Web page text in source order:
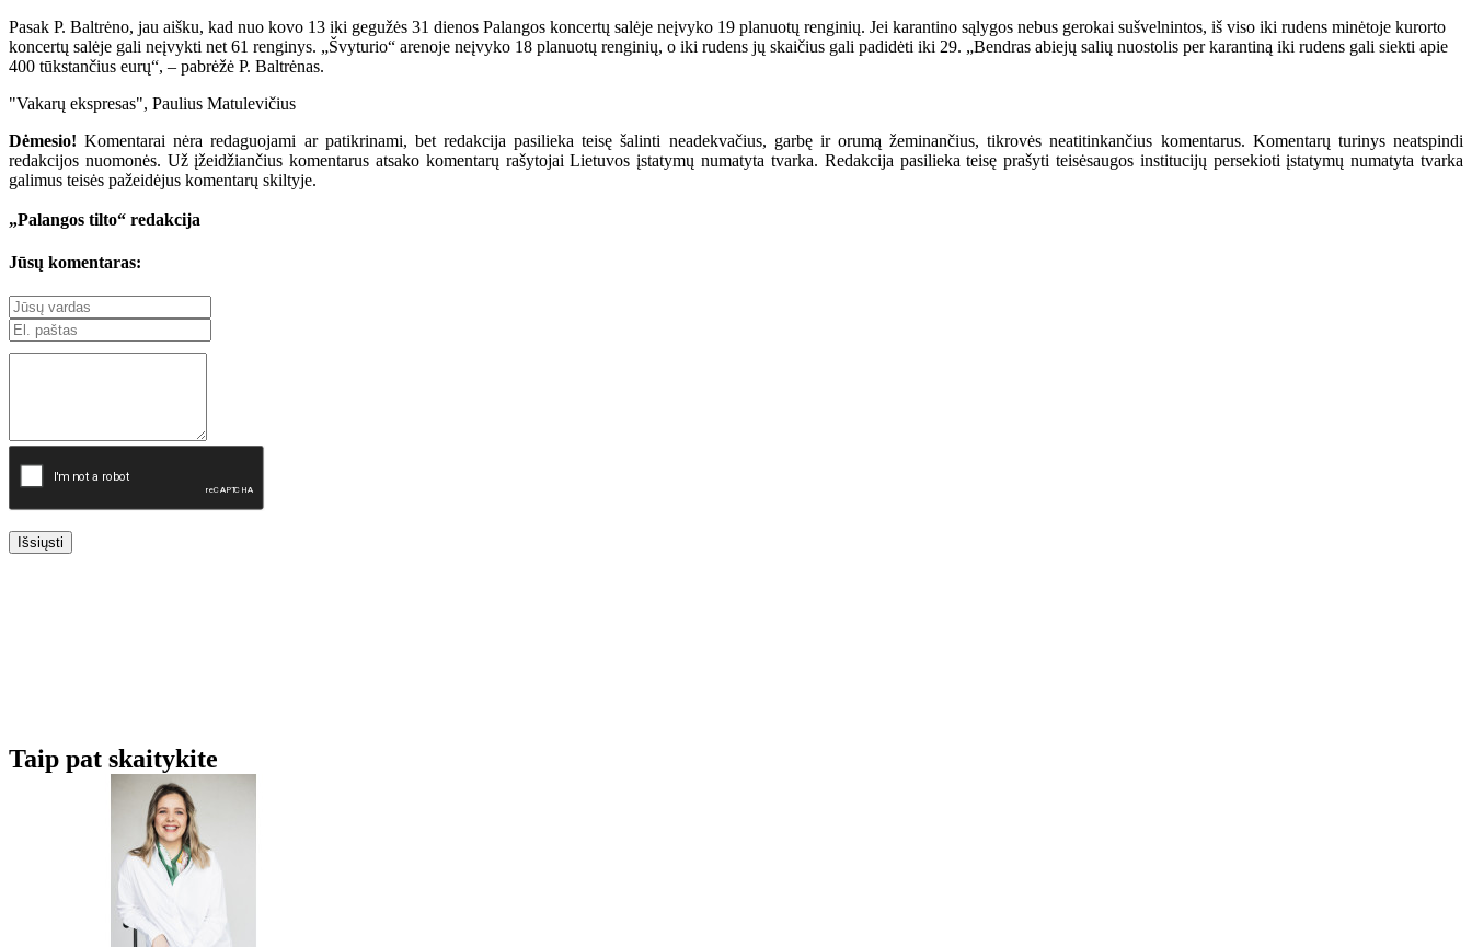
Pasak P. Baltrėno, jau aišku, kad nuo kovo 13 iki gegužės 31 dienos Palangos koncertų salėje neįvyko 19 planuotų renginių. Jei karantino sąlygos nebus gerokai sušvelnintos, iš viso iki rudens minėtoje kurorto
koncertų salėje gali neįvykti net 61 renginys. „Švyturio“ arenoje neįvyko 18 planuotų renginių, o iki rudens jų skaičius gali padidėti iki 29. „Bendras abiejų salių nuostolis per karantiną iki rudens gali siekti apie
400 tūkstančius eurų“, – pabrėžė P. Baltrėnas.
"Vakarų ekspresas", Paulius Matulevičius
Dėmesio! Komentarai nėra redaguojami ar patikrinami, bet redakcija pasilieka teisę šalinti neadekvačius, garbę ir orumą žeminančius, tikrovės neatitinkančius komentarus. Komentarų turinys neatspindi
redakcijos nuomonės. Už įžeidžiančius komentarus atsako komentarų rašytojai Lietuvos įstatymų numatyta tvarka. Redakcija pasilieka teisę prašyti teisėsaugos institucijų persekioti įstatymų numatyta tvarka
galimus teisės pažeidėjus komentarų skiltyje.
„Palangos tilto“ redakcija
Jūsų komentaras:
Išsiųsti
Taip pat skaitykite